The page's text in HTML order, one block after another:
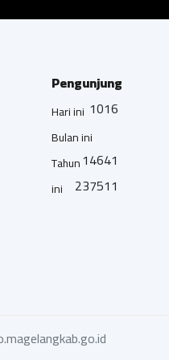
Pengunjung
Hari ini 1016
Bulan ini
14641
Tahun
ini
237511